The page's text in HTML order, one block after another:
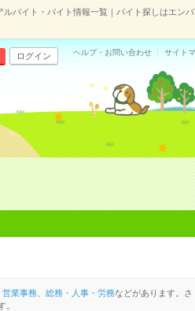
バイト・バイト情報一覧｜バイト探しはエンバ
ログイン ヘルプ・お問い合わせ サイト
営業事務、 総務・人事・労務などがあります。さ
。